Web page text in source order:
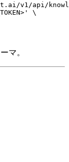
v1/api/
\
マ。